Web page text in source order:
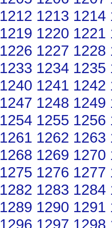
1212 1213 1214
1219 1220 1221
1226 1227 1228
1233 1234 1235
1240 1241 1242
1247 1248 1249
1254 1255 1256
1261 1262 1263
1268 1269 1270
1275 1276 1277
1282 1283 1284
1289 1290 1291
1296 1297 1298